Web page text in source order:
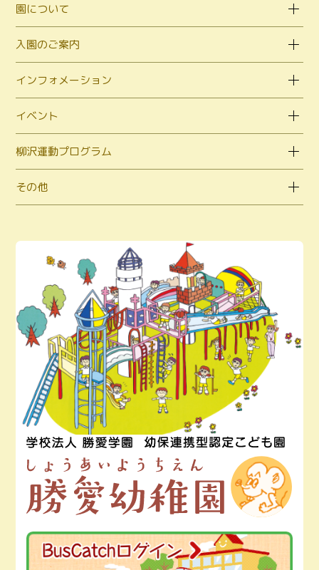
園について
入園のご案内
インフォメーション
イベント
柳沢運動プログラム
その他